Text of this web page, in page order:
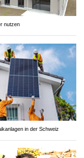
nutzen
in der Schweiz